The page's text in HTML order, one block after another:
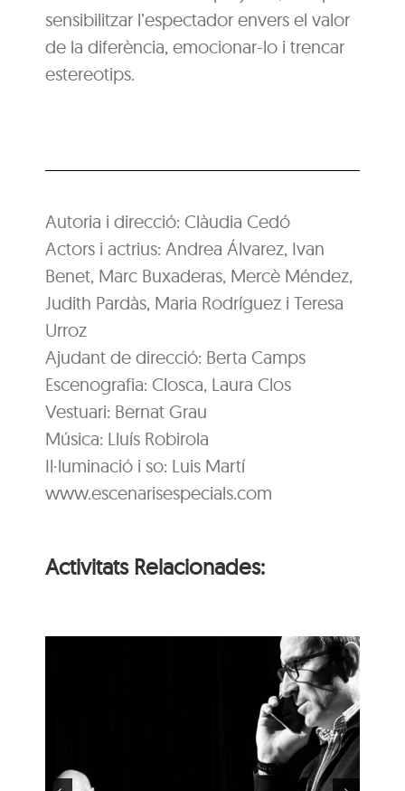
sensibilitzar l’espectador envers el valor
de la diferència, emocionar-lo i trencar
estereotips.
Autoria i direcció: Clàudia Cedó
Actors i actrius: Andrea Álvarez, Ivan
Benet, Marc Buxaderas, Mercè Méndez,
Judith Pardàs, Maria Rodríguez i Teresa
Urroz
Ajudant de direcció: Berta Camps
Escenografia: Closca, Laura Clos
Vestuari: Bernat Grau
Música: Lluís Robirola
Il·luminació i so: Luis Martí
www.escenarisespecials.com
Activitats Relacionades:
‘Coses Nostres’, de
Ramon Madaula